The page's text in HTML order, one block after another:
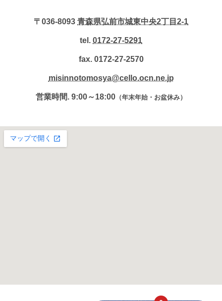
〒036-8093 青森県弘前市城東中央2丁目2-1
tel. 0172-27-5291
fax. 0172-27-2570
misinnotomosya@cello.ocn.ne.jp
営業時間. 9:00～18:00 （年末年始・お盆休み）